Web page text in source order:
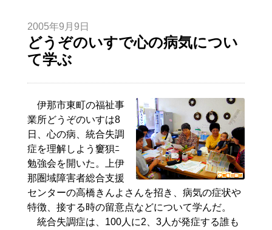
2005年9月9日
どうぞのいすで心の病気につい
て学ぶ
伊那市東町の福祉事
業所どうぞのいすは8
日、心の病、統合失調
症を理解しよう窶狽ﾆ
勉強会を開いた。上伊
那圏域障害者総合支援
センターの高橋きんよさんを招き、病気の症状や
特徴、接する時の留意点などについて学んだ。
統合失調症は、100人に2、3人が発症する誰も